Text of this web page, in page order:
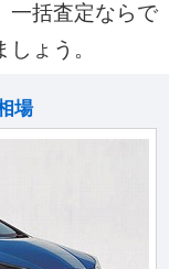
一括査定ならで
ょう。
場